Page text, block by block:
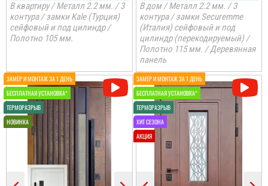
В квартиру / Металл 2.2 мм. / 3
контура / замки Kale (Турция)
сейфовый и под цилиндр /
Полотно 105 мм.
В дом / Металл 2.2 мм. / 3
контура / замки Securemme
(Италия) сейфовый и под
цилиндр (перекодируемый) /
Полотно 115 мм. / Деревянная
панель